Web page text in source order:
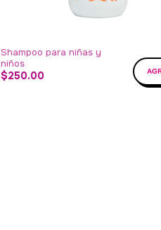
Shampoo para niñas y
niños
$250.00